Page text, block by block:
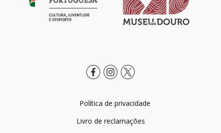
Política de privacidade
Livro de reclamações